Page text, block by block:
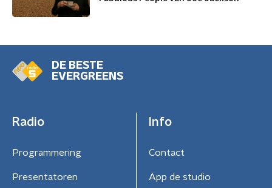
DE BESTE
EVERGREENS
Radio
Programmering
Presentatoren
Info
Contact
App de studio